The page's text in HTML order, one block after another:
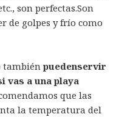
son perfectas.Son
de golpes y frío como
tambiénpuedenservir
vas a una playa
que las
la temperatura del